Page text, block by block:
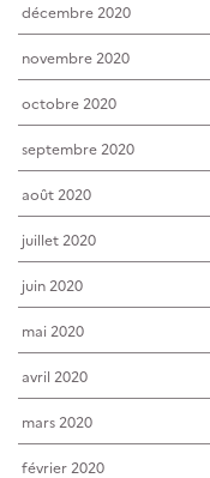
décembre 2020
novembre 2020
octobre 2020
septembre 2020
août 2020
juillet 2020
juin 2020
mai 2020
avril 2020
mars 2020
février 2020